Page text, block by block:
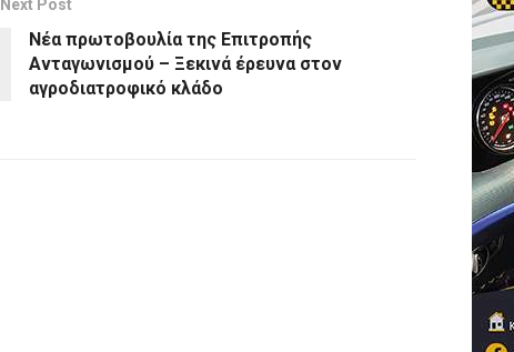
Next Post
Νέα πρωτοβουλία της Επιτροπής
Ανταγωνισμού – Ξεκινά έρευνα στον
αγροδιατροφικό κλάδο